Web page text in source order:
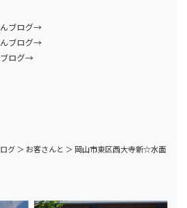
ブログ→
ブログ→
ログ→
グ＞ お客さんと ＞ 岡山市東区西大寺新☆水面